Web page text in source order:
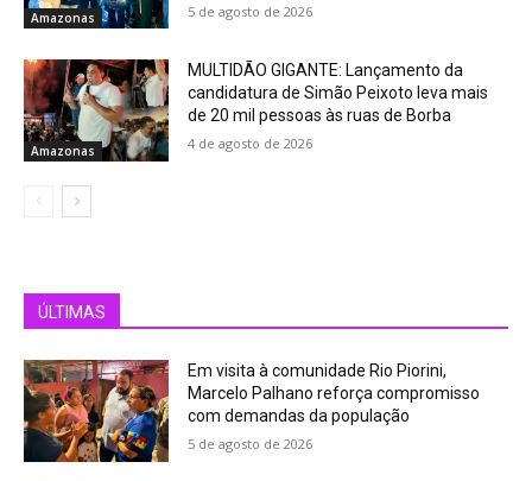
Amazonas 5 de agosto de 2026
Amazonas
MULTIDÃO GIGANTE: Lançamento da
candidatura de Simão Peixoto leva mais
de 20 mil pessoas às ruas de Borba
4 de agosto de 2026
ÚLTIMAS
Em visita à comunidade Rio Piorini,
Marcelo Palhano reforça compromisso
com demandas da população
5 de agosto de 2026